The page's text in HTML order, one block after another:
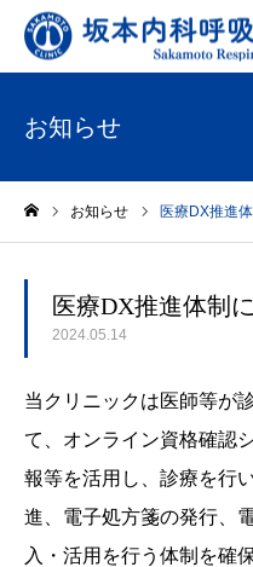
お知らせ
お知らせ 医療DX推進
医療DX推進体制
2024.05.14
当クリニックは医師等が
て、オンライン資格確認
報等を活用し、診療を行
進、電子処方箋の発行、
入・活用を行う体制を確